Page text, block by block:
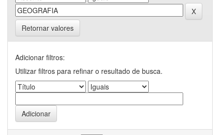
Retornar valores
Adicionar filtros:
Utilizar filtros para refinar o resultado de busca.